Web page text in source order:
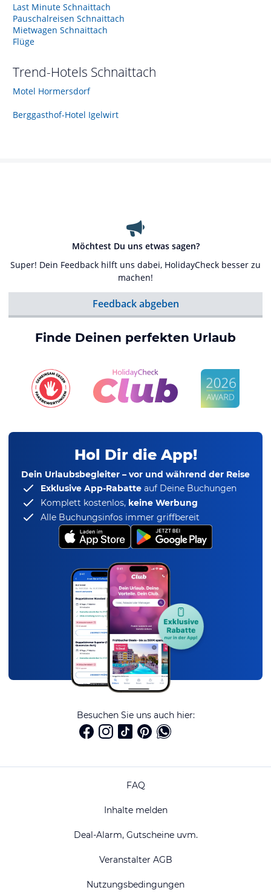
Last Minute Schnaittach
Pauschalreisen Schnaittach
Mietwagen Schnaittach
Flüge
Trend-Hotels Schnaittach
Motel Hormersdorf
Berggasthof-Hotel Igelwirt
Möchtest Du uns etwas sagen?
Super! Dein Feedback hilft uns dabei, HolidayCheck besser zu
machen!
Feedback abgeben
Finde Deinen perfekten Urlaub
Hol Dir die App!
Dein Urlaubsbegleiter – vor und während der Reise
Exklusive App-Rabatte auf Deine Buchungen
Komplett kostenlos, keine Werbung
Alle Buchungsinfos immer griffbereit
Besuchen Sie uns auch hier:
FAQ
Inhalte melden
Deal-Alarm, Gutscheine uvm.
Veranstalter AGB
Nutzungsbedingungen